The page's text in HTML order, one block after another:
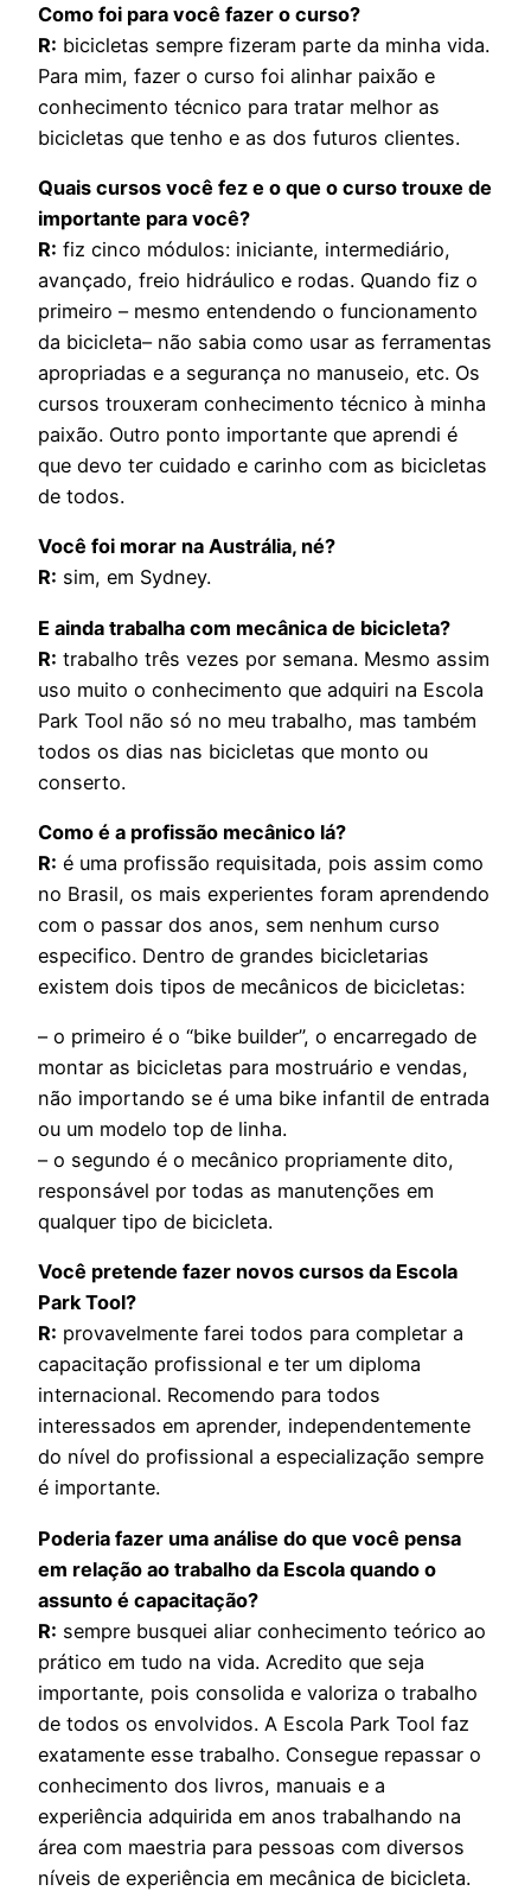
Como foi para você fazer o curso?
R: bicicletas sempre fizeram parte da minha vida.
Para mim, fazer o curso foi alinhar paixão e
conhecimento técnico para tratar melhor as
bicicletas que tenho e as dos futuros clientes.
Quais cursos você fez e o que o curso trouxe de
importante para você?
R: fiz cinco módulos: iniciante, intermediário,
avançado, freio hidráulico e rodas. Quando fiz o
primeiro – mesmo entendendo o funcionamento
da bicicleta– não sabia como usar as ferramentas
apropriadas e a segurança no manuseio, etc. Os
cursos trouxeram conhecimento técnico à minha
paixão. Outro ponto importante que aprendi é
que devo ter cuidado e carinho com as bicicletas
de todos.
Você foi morar na Austrália, né?
R: sim, em Sydney.
E ainda trabalha com mecânica de bicicleta?
R: trabalho três vezes por semana. Mesmo assim
uso muito o conhecimento que adquiri na Escola
Park Tool não só no meu trabalho, mas também
todos os dias nas bicicletas que monto ou
conserto.
Como é a profissão mecânico lá?
R: é uma profissão requisitada, pois assim como
no Brasil, os mais experientes foram aprendendo
com o passar dos anos, sem nenhum curso
especifico. Dentro de grandes bicicletarias
existem dois tipos de mecânicos de bicicletas:
– o primeiro é o “bike builder”, o encarregado de
montar as bicicletas para mostruário e vendas,
não importando se é uma bike infantil de entrada
ou um modelo top de linha.
– o segundo é o mecânico propriamente dito,
responsável por todas as manutenções em
qualquer tipo de bicicleta.
Você pretende fazer novos cursos da Escola
Park Tool?
R: provavelmente farei todos para completar a
capacitação profissional e ter um diploma
internacional. Recomendo para todos
interessados em aprender, independentemente
do nível do profissional a especialização sempre
é importante.
Poderia fazer uma análise do que você pensa
em relação ao trabalho da Escola quando o
assunto é capacitação?
R: sempre busquei aliar conhecimento teórico ao
prático em tudo na vida. Acredito que seja
importante, pois consolida e valoriza o trabalho
de todos os envolvidos. A Escola Park Tool faz
exatamente esse trabalho. Consegue repassar o
conhecimento dos livros, manuais e a
experiência adquirida em anos trabalhando na
área com maestria para pessoas com diversos
níveis de experiência em mecânica de bicicleta.